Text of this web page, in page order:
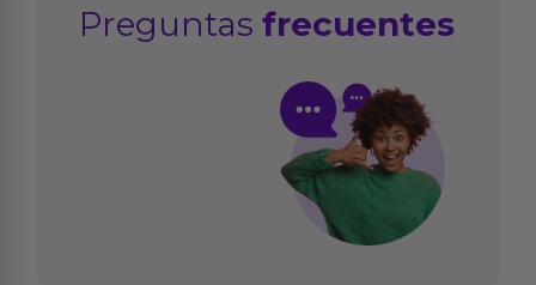
Preguntasfrecuentes